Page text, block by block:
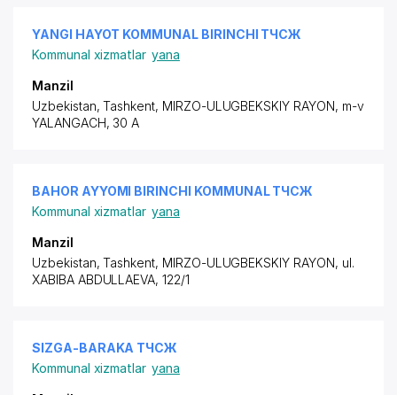
YANGI HAYOT KOMMUNAL BIRINCHI ТЧСЖ
Kommunal xizmatlar yana
Manzil
Uzbekistan, Tashkent, MIRZO-ULUGBEKSKIY RAYON, m-v
YALANGACH, 30 A
BAHOR AYYOMI BIRINCHI KOMMUNAL ТЧСЖ
Kommunal xizmatlar yana
Manzil
Uzbekistan, Tashkent, MIRZO-ULUGBEKSKIY RAYON, ul.
XABIBA ABDULLAEVA, 122/1
SIZGA-BARAKA ТЧСЖ
Kommunal xizmatlar yana